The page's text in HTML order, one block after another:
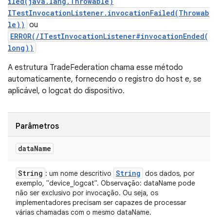
ITestInvocationListener.invocationFailed(Throwab
le)) ou
ERROR(/ITestInvocationListener#invocationEnded(
long))
A estrutura TradeFederation chama esse método
automaticamente, fornecendo o registro do host e, se
aplicável, o logcat do dispositivo.
Parâmetros
dataName
String : um nome descritivo String dos dados, por
exemplo, "device_logcat". Observação: dataName pode
não ser exclusivo por invocação. Ou seja, os
implementadores precisam ser capazes de processar
várias chamadas com o mesmo dataName.